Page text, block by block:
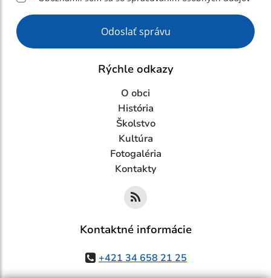
Google reCaptcha Response
Odoslať správu
Rýchle odkazy
O obci
História
Školstvo
Kultúra
Fotogaléria
Kontakty
Kontaktné informácie
+421 34 658 21 25